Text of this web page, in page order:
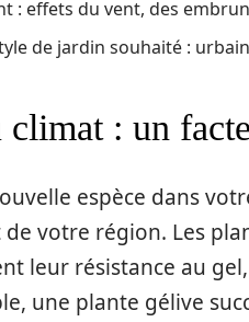
: effets du vent, des
de jardin souhaité :
climat : un
espèce dans
votre région. Les
leur résistance au
une plante gélive